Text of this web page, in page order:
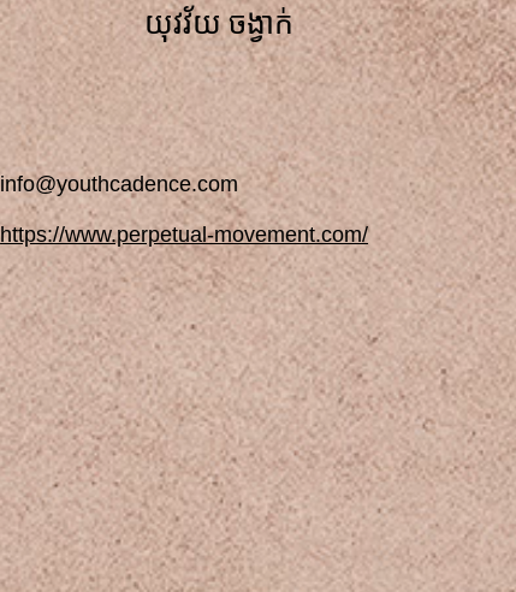
យុវវ័យ ចង្វាក់
info@youthcadence.com
https://www.perpetual-movement.com/